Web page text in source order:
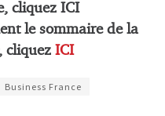
cliquez ICI
le sommaire de la
cliquez ICI
Business France